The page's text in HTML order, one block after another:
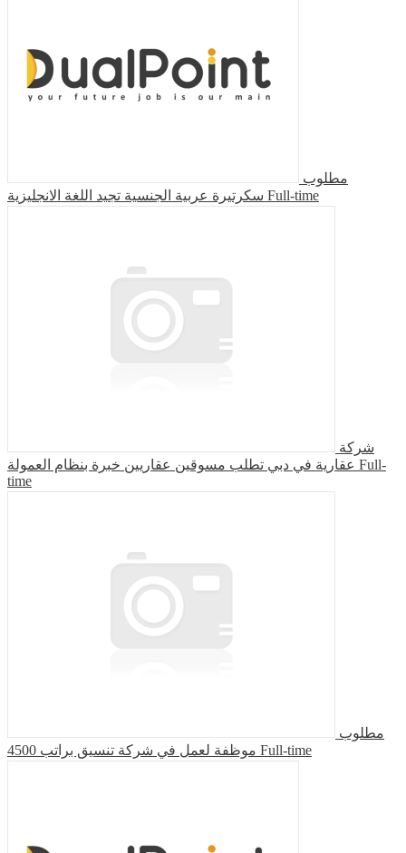
مطلوب
سكرتيرة عربية الجنسية تجيد اللغة الانجليزية Full-time
شركة
عقارية في دبي تطلب مسوقين عقاريين خبرة بنظام العمولة Full-
time
مطلوب
موظفة لعمل في شركة تنسيق براتب 4500 Full-time